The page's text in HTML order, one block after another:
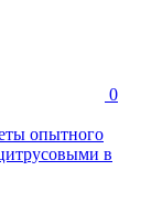
0
опытного
в